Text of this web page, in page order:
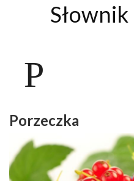
Słownik
P
Porzeczka